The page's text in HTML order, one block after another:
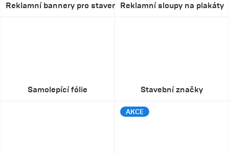
Reklamní bannery pro staveništěReklamní sloupy na plakáty
Samolepící fólie Stavební značky
AKCE